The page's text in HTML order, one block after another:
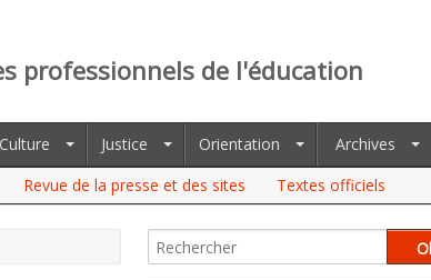
professionnels de l'éducation
Culture Justice Orientation
Archives
Revue de la presse et des sites Textes officiels